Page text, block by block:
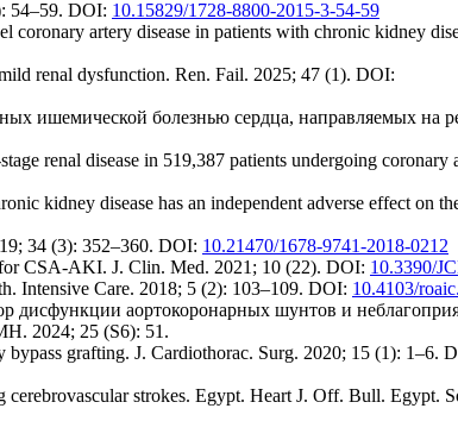
54–59. DOI: 10.15829/1728-8800-2015-3-54-59
artery disease in patients with chronic kidney
renal dysfunction. Ren. Fail. 2025; 47 (1). DOI:
ишемической болезнью сердца, направляемых на
renal disease in 519,387 patients undergoing coronary
kidney disease has an independent adverse effect on
34 (3): 352–360. DOI: 10.21470/1678-9741-2018-0212
for CSA-AKI. J. Clin. Med. 2021; 10 (22). DOI: 10.3390/
Intensive Care. 2018; 5 (2): 103–109. DOI: 10.4103/
аортокоронарных шунтов и
2024; 25 (S6): 51.
grafting. J. Cardiothorac. Surg. 2020; 15 (1): 1–6.
strokes. Egypt. Heart J. Off. Bull. Egypt.